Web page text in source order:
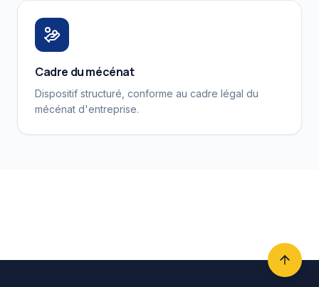
Cadre du mécénat
Dispositif structuré, conforme au cadre légal du
mécénat d'entreprise.